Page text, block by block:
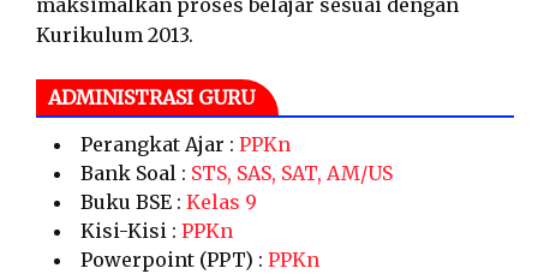
maksimalkan proses belajar sesuai dengan
Kurikulum 2013.
ADMINISTRASI GURU
Perangkat Ajar : PPKn
Bank Soal : STS, SAS, SAT, AM/US
Buku BSE : Kelas 9
Kisi-Kisi : PPKn
Powerpoint (PPT) : PPKn